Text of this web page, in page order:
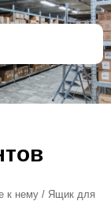
к нему / Ящик для